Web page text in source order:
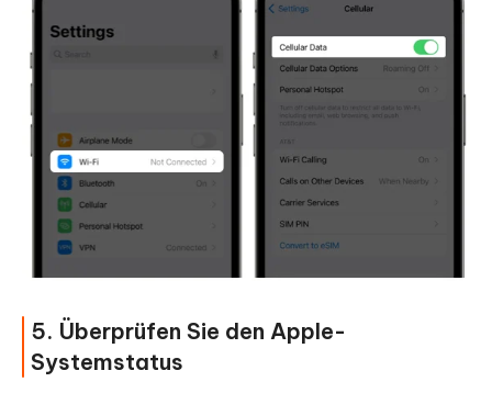
5. Überprüfen Sie den Apple-
Systemstatus